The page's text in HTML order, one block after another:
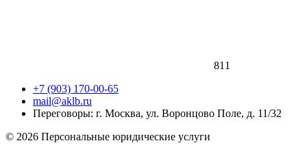
811
+7 (903) 170-00-65
mail@aklb.ru
Переговоры: г. Москва, ул. Воронцово Поле, д. 11/32
© 2026 Персональные юридические услуги